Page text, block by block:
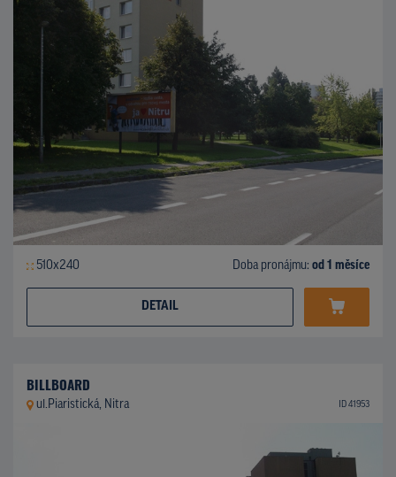
510x240 Doba pronájmu: od 1 měsíce
DETAIL
BILLBOARD
ul.Piaristická, Nitra ID 41953